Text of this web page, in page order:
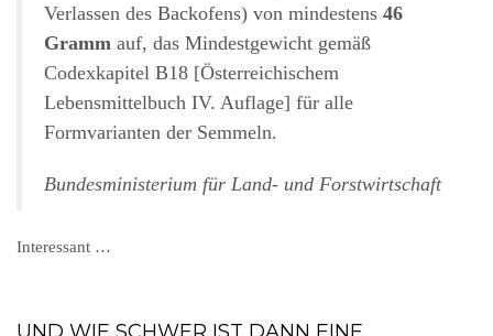
Verlassen des Backofens) von mindestens 46
Gramm auf, das Mindestgewicht gemäß
Codexkapitel B18 [Österreichischem
Lebensmittelbuch IV. Auflage] für alle
Formvarianten der Semmeln.
Bundesministerium für Land- und Forstwirtschaft
Interessant …